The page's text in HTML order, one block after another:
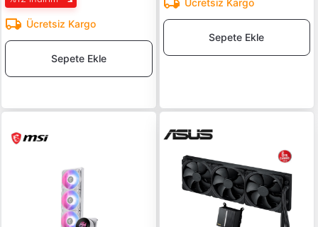
Ücretsiz Kargo
Sepete Ekle
Ücretsiz Kargo
Sepete Ekle